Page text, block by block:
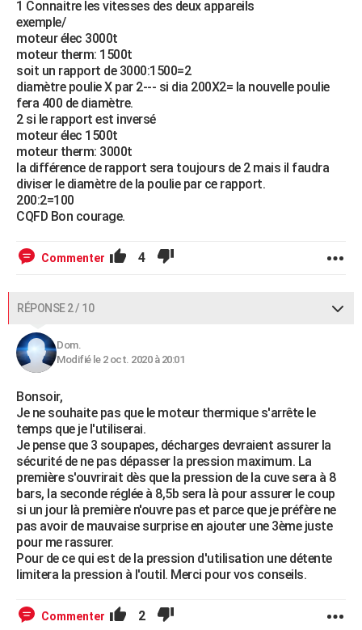
1 Connaitre les vitesses des deux appareils
exemple/
moteur élec 3000t
moteur therm: 1500t
soit un rapport de 3000:1500=2
diamètre poulie X par 2--- si dia 200X2= la nouvelle poulie
fera 400 de diamètre.
2 si le rapport est inversé
moteur élec 1500t
moteur therm: 3000t
la différence de rapport sera toujours de 2 mais il faudra
diviser le diamètre de la poulie par ce rapport.
200:2=100
CQFD Bon courage.
Commenter 4
RÉPONSE 2 / 10
Dom.
Modifié le 2 oct. 2020 à 20:01
Bonsoir,
Je ne souhaite pas que le moteur thermique s'arrête le
temps que je l'utiliserai.
Je pense que 3 soupapes, décharges devraient assurer la
sécurité de ne pas dépasser la pression maximum. La
première s'ouvrirait dès que la pression de la cuve sera à 8
bars, la seconde réglée à 8,5b sera là pour assurer le coup
si un jour là première n'ouvre pas et parce que je préfère ne
pas avoir de mauvaise surprise en ajouter une 3ème juste
pour me rassurer.
Pour de ce qui est de la pression d'utilisation une détente
limitera la pression à l'outil. Merci pour vos conseils.
Commenter 2